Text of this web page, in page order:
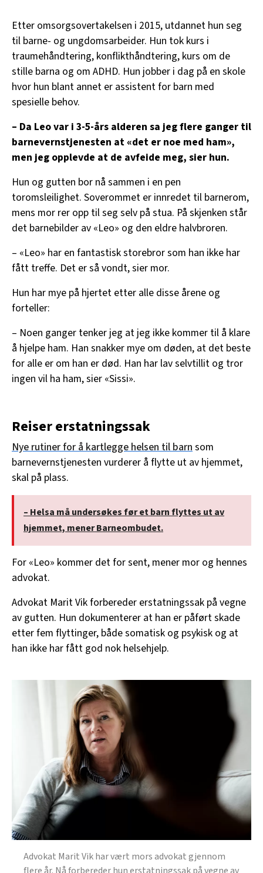
Etter omsorgsovertakelsen i 2015, utdannet hun seg
til barne- og ungdomsarbeider. Hun tok kurs i
traumehåndtering, konflikthåndtering, kurs om de
stille barna og om ADHD. Hun jobber i dag på en skole
hvor hun blant annet er assistent for barn med
spesielle behov.
– Da Leo var i 3-5-års alderen sa jeg flere ganger til
barnevernstjenesten at «det er noe med ham»,
men jeg opplevde at de avfeide meg, sier hun.
Hun og gutten bor nå sammen i en pen
toromsleilighet. Soverommet er innredet til barnerom,
mens mor rer opp til seg selv på stua. På skjenken står
det barnebilder av «Leo» og den eldre halvbroren.
– «Leo» har en fantastisk storebror som han ikke har
fått treffe. Det er så vondt, sier mor.
Hun har mye på hjertet etter alle disse årene og
forteller:
– Noen ganger tenker jeg at jeg ikke kommer til å klare
å hjelpe ham. Han snakker mye om døden, at det beste
for alle er om han er død. Han har lav selvtillit og tror
ingen vil ha ham, sier «Sissi».
Reiser erstatningssak
Nye rutiner for å kartlegge helsen til barnsom
barnevernstjenesten vurderer å flytte ut av hjemmet,
skal på plass.
– Helsa må undersøkes før et barn flyttes ut av
hjemmet, mener Barneombudet.
For «Leo» kommer det for sent, mener mor og hennes
advokat.
Advokat Marit Vik forbereder erstatningssak på vegne
av gutten. Hun dokumenterer at han er påført skade
etter fem flyttinger, både somatisk og psykisk og at
han ikke har fått god nok helsehjelp.
Advokat Marit Vik har vært mors advokat gjennom